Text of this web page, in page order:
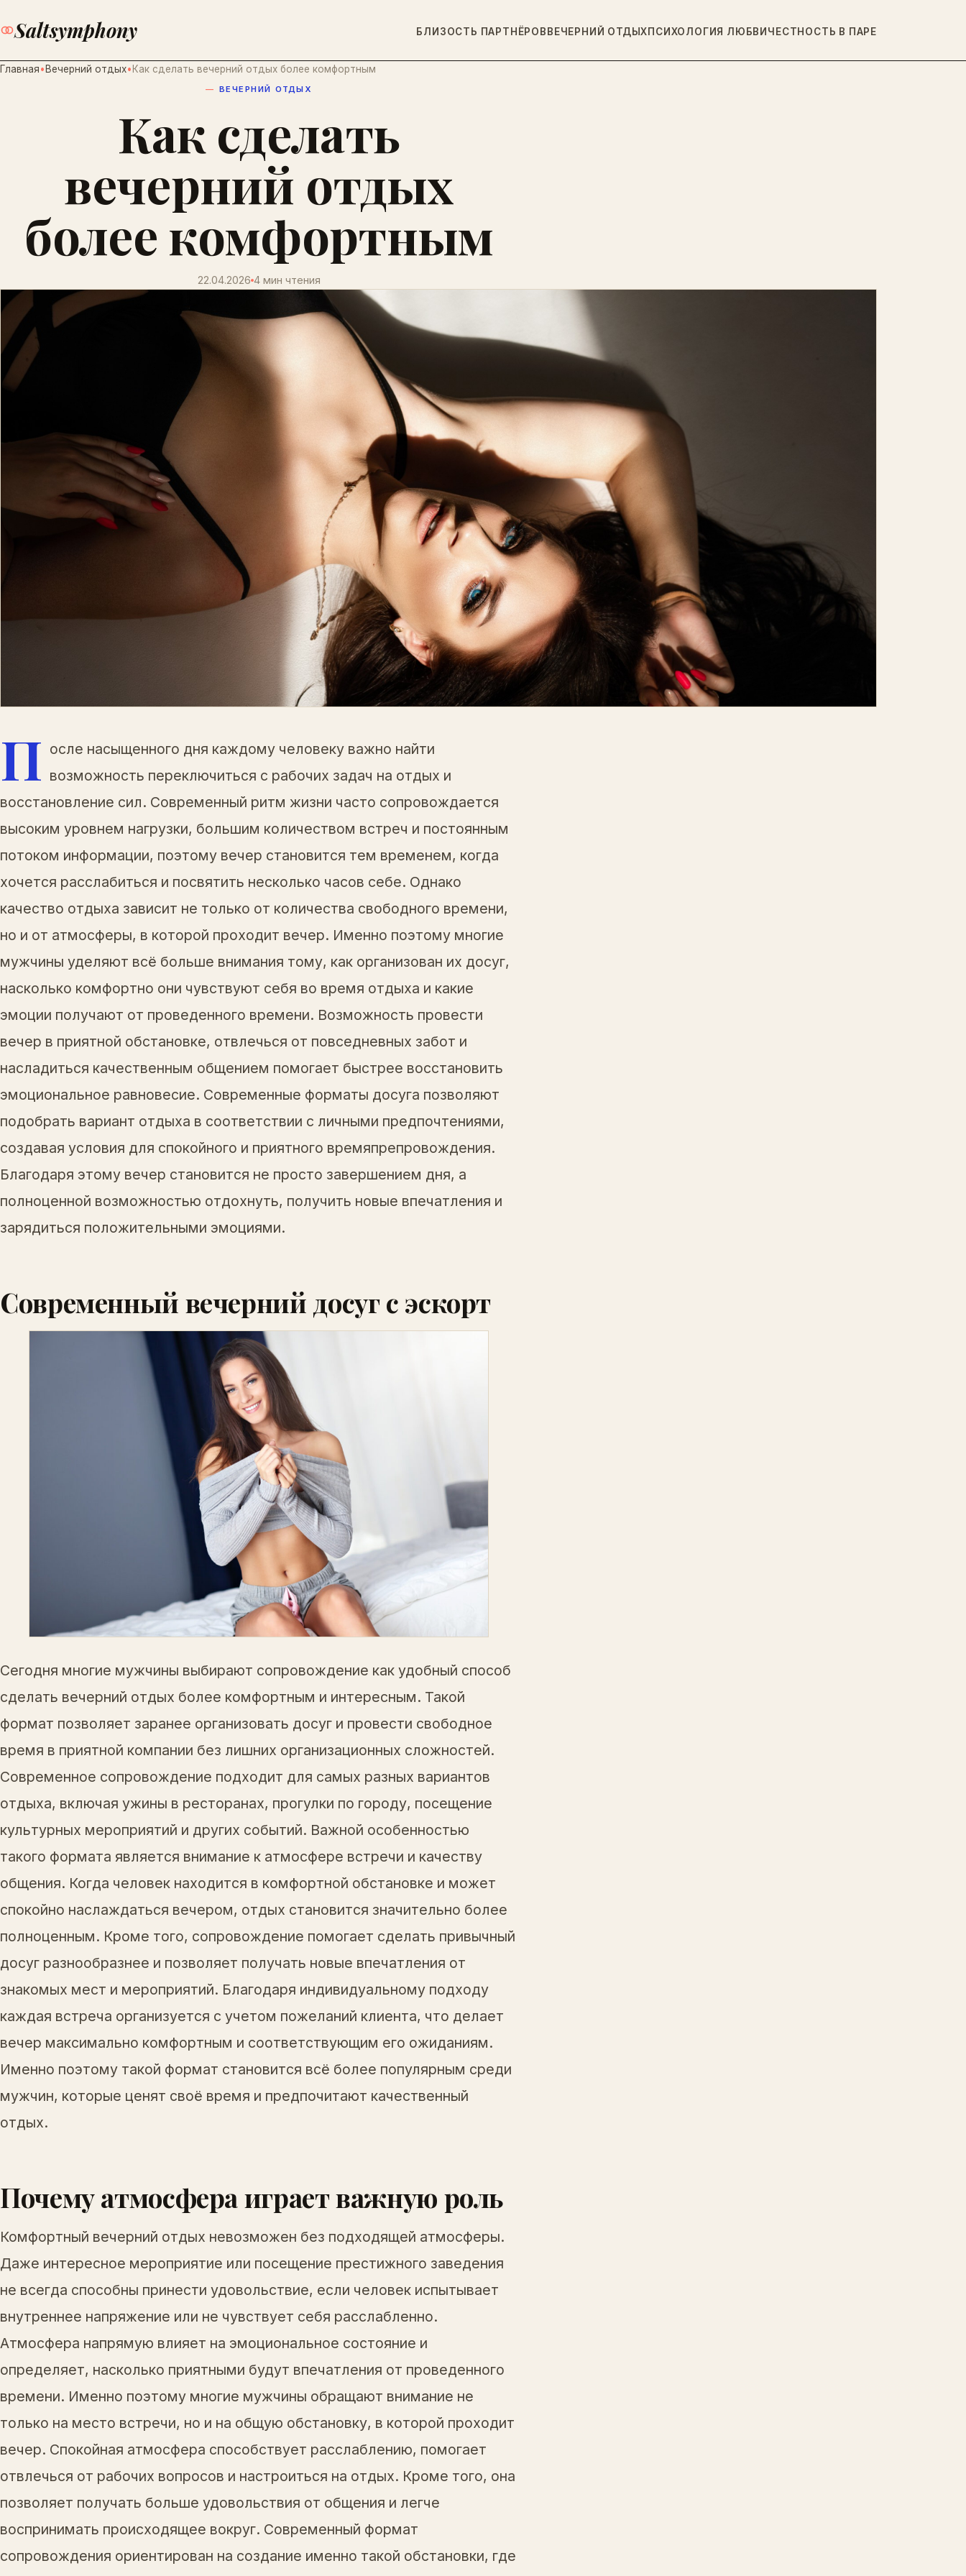
Saltsymphony БЛИЗОСТЬ ПАРТНЁРОВВЕЧЕРНИЙ ОТДЫХПСИХОЛОГИЯ ЛЮБВИЧЕСТНОСТЬ В ПАРЕ
Главная Вечерний отдых Как сделать вечерний отдых более комфортным
ВЕЧЕРНИЙ ОТДЫХ
Как сделать
вечерний отдых
более комфортным
22.04.2026 4 мин чтения
П осле насыщенного дня каждому человеку важно найти
возможность переключиться с рабочих задач на отдых и
восстановление сил. Современный ритм жизни часто сопровождается
высоким уровнем нагрузки, большим количеством встреч и постоянным
потоком информации, поэтому вечер становится тем временем, когда
хочется расслабиться и посвятить несколько часов себе. Однако
качество отдыха зависит не только от количества свободного времени,
но и от атмосферы, в которой проходит вечер. Именно поэтому многие
мужчины уделяют всё больше внимания тому, как организован их досуг,
насколько комфортно они чувствуют себя во время отдыха и какие
эмоции получают от проведенного времени. Возможность провести
вечер в приятной обстановке, отвлечься от повседневных забот и
насладиться качественным общением помогает быстрее восстановить
эмоциональное равновесие. Современные форматы досуга позволяют
подобрать вариант отдыха в соответствии с личными предпочтениями,
создавая условия для спокойного и приятного времяпрепровождения.
Благодаря этому вечер становится не просто завершением дня, а
полноценной возможностью отдохнуть, получить новые впечатления и
зарядиться положительными эмоциями.
Современный вечерний досуг с эскорт
Сегодня многие мужчины выбирают сопровождение как удобный способ
сделать вечерний отдых более комфортным и интересным. Такой
формат позволяет заранее организовать досуг и провести свободное
время в приятной компании без лишних организационных сложностей.
Современное сопровождение подходит для самых разных вариантов
отдыха, включая ужины в ресторанах, прогулки по городу, посещение
культурных мероприятий и других событий. Важной особенностью
такого формата является внимание к атмосфере встречи и качеству
общения. Когда человек находится в комфортной обстановке и может
спокойно наслаждаться вечером, отдых становится значительно более
полноценным. Кроме того, сопровождение помогает сделать привычный
досуг разнообразнее и позволяет получать новые впечатления от
знакомых мест и мероприятий. Благодаря индивидуальному подходу
каждая встреча организуется с учетом пожеланий клиента, что делает
вечер максимально комфортным и соответствующим его ожиданиям.
Именно поэтому такой формат становится всё более популярным среди
мужчин, которые ценят своё время и предпочитают качественный
отдых.
Почему атмосфера играет важную роль
Комфортный вечерний отдых невозможен без подходящей атмосферы.
Даже интересное мероприятие или посещение престижного заведения
не всегда способны принести удовольствие, если человек испытывает
внутреннее напряжение или не чувствует себя расслабленно.
Атмосфера напрямую влияет на эмоциональное состояние и
определяет, насколько приятными будут впечатления от проведенного
времени. Именно поэтому многие мужчины обращают внимание не
только на место встречи, но и на общую обстановку, в которой проходит
вечер. Спокойная атмосфера способствует расслаблению, помогает
отвлечься от рабочих вопросов и настроиться на отдых. Кроме того, она
позволяет получать больше удовольствия от общения и легче
воспринимать происходящее вокруг. Современный формат
сопровождения ориентирован на создание именно такой обстановки, где